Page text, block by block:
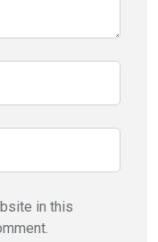
in this